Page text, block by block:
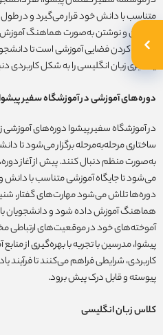
متناسب با دانش خود قرار می‌گیرد و در طول
خواندن و نوشتن به‌صورت هماهنگ
فراهم کردن فضایی آموزشی است تا
یادگیری زبان انگلیسی را به شکل کاربردی
دوره‌های آموزشی در آموزشگاه سفیر پیشوا
در آموزشگاه سفیر پیشوا دوره‌های آموزشی
ساختاری مرحله‌به‌مرحله برگزار می‌شود تا
به‌صورت منظم دنبال کنند. پیش از آغاز
می‌شود تا جایگاه آموزشی متناسب با
دوره‌ها تلاش می‌شود مهارت‌های گفتار،
هماهنگ آموزش داده شود و دانشجویان با
آموخته‌های خود در موقعیت‌های ارتباطی
پیشوا، مدرسین با تجربه با بهره‌گیری از
کاربردی، شرایطی فراهم می‌کنند تا فرآیند
پیوسته و قابل درک پیش برود.
کلاس زبان انگلیسی